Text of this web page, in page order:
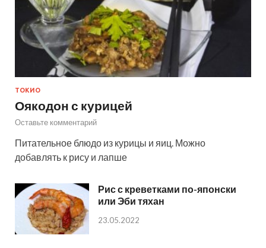
ТОКИО
Оякодон с курицей
Оставьте комментарий
Питательное блюдо из курицы и яиц. Можно
добавлять к рису и лапше
Рис с креветками по-японски
или Эби тяхан
23.05.2022